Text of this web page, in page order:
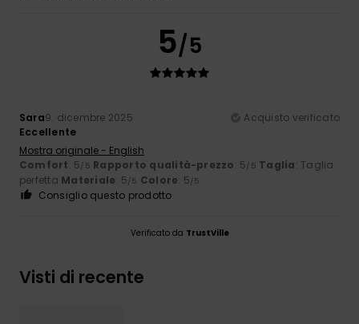
5/5
Sara9. dicembre 2025
Acquisto verificato
Eccellente
Mostra originale - English
Comfort: 5/5 Rapporto qualità-prezzo: 5/5 Taglia: Taglia
perfetta Materiale: 5/5 Colore: 5/5
Consiglio questo prodotto
Verificato da TrustVille
Visti di recente